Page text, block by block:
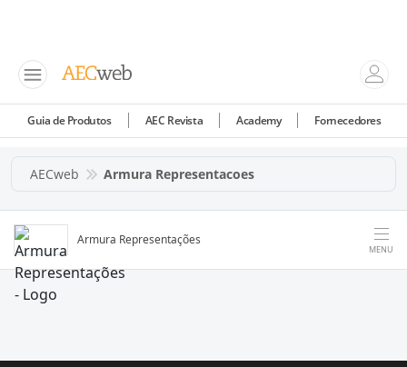
Guia de Produtos AEC Revista Academy Fornecedores
AECweb Armura Representacoes
Armura Representações
MENU